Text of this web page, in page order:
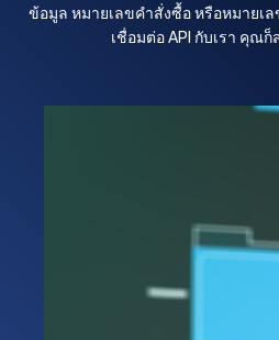
ข้อมูล หมายเลขคำสั่งซื้อ หรือหมายเ
เชื่อมต่อ API กับเรา คุณ